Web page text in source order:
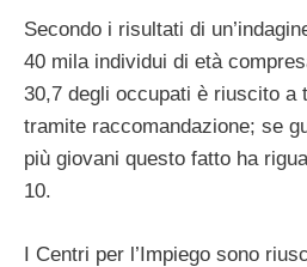
Secondo i risultati di
40 mila individui di età
30,7 degli occupati è riuscito a
tramite raccomandazione; se
più giovani questo fatto ha
10.
I Centri per l’Impiego sono